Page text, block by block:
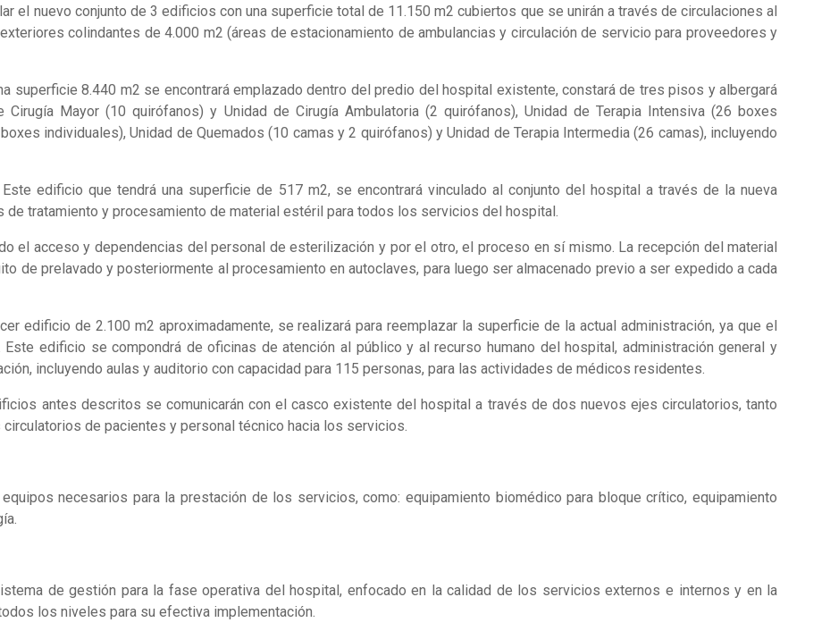
el nuevo conjunto de 3 edificios con una superficie total de 11.150 m2 cubiertos que se unirán a través de circulaciones al
colindantes de 4.000 m2 (áreas de estacionamiento de ambulancias y circulación de servicio para proveedores y
superficie 8.440 m2 se encontrará emplazado dentro del predio del hospital existente, constará de tres pisos y albergará
Cirugía Mayor (10 quirófanos) y Unidad de Cirugía Ambulatoria (2 quirófanos), Unidad de Terapia Intensiva (26 boxes
individuales), Unidad de Quemados (10 camas y 2 quirófanos) y Unidad de Terapia Intermedia (26 camas), incluyendo
Este edificio que tendrá una superficie de 517 m2, se encontrará vinculado al conjunto del hospital a través de la nueva
de tratamiento y procesamiento de material estéril para todos los servicios del hospital.
el acceso y dependencias del personal de esterilización y por el otro, el proceso en sí mismo. La recepción del material
de prelavado y posteriormente al procesamiento en autoclaves, para luego ser almacenado previo a ser expedido a cada
edificio de 2.100 m2 aproximadamente, se realizará para reemplazar la superficie de la actual administración, ya que el
edificio se compondrá de oficinas de atención al público y al recurso humano del hospital, administración general y
incluyendo aulas y auditorio con capacidad para 115 personas, para las actividades de médicos residentes.
antes descritos se comunicarán con el casco existente del hospital a través de dos nuevos ejes circulatorios, tanto
de pacientes y personal técnico hacia los servicios.
necesarios para la prestación de los servicios, como: equipamiento biomédico para bloque crítico, equipamiento
de gestión para la fase operativa del hospital, enfocado en la calidad de los servicios externos e internos y en la
los niveles para su efectiva implementación.